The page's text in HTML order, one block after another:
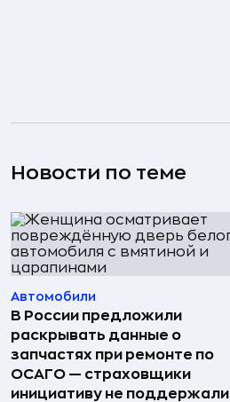
Новости по теме
Автомобили
В России предложили
раскрывать данные о
запчастях при ремонте по
ОСАГО — страховщики
инициативу не поддержали